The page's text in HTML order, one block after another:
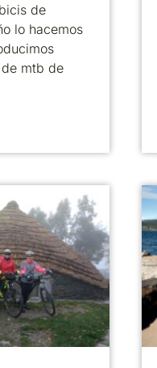
de
lo hacemos
mtb de